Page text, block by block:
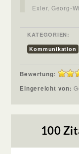
Exler, Georg-
KATEGORIEN:
Kommunikation
Bewertung:
Eingereicht von: